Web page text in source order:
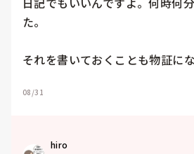
た。
それを書いておくことも物証に
08/31
hiro